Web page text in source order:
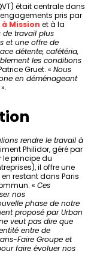
était centrale dans
pris par
Mission et à la
de travail plus
et une offre de
détente, cafétéria,
les conditions
Gruet. « Nous
en déménageant
».
rendre le travail à
Philidor, géré par
le principe du
il offre une
restant dans Paris
« Ces
nos
phase de notre
proposé par Urban
veut pas dire que
entre de
Faire Groupe et
faire évoluer nos